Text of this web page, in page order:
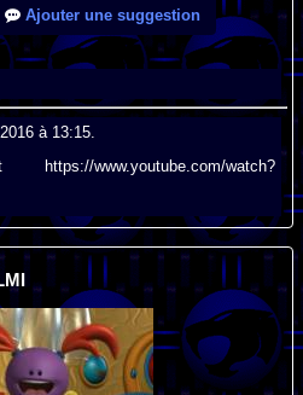
Ajouter une suggestion
à 13:15.
www.youtube.com/watch?